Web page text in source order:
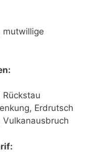
mutwillige
Erdrutsch